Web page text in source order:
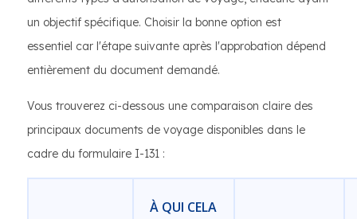
un objectif spécifique. Choisir la bonne option est
essentiel car l'étape suivante après l'approbation dépend
entièrement du document demandé.
Vous trouverez ci-dessous une comparaison claire des
principaux documents de voyage disponibles dans le
cadre du formulaire I-131 :
À QUI CELA